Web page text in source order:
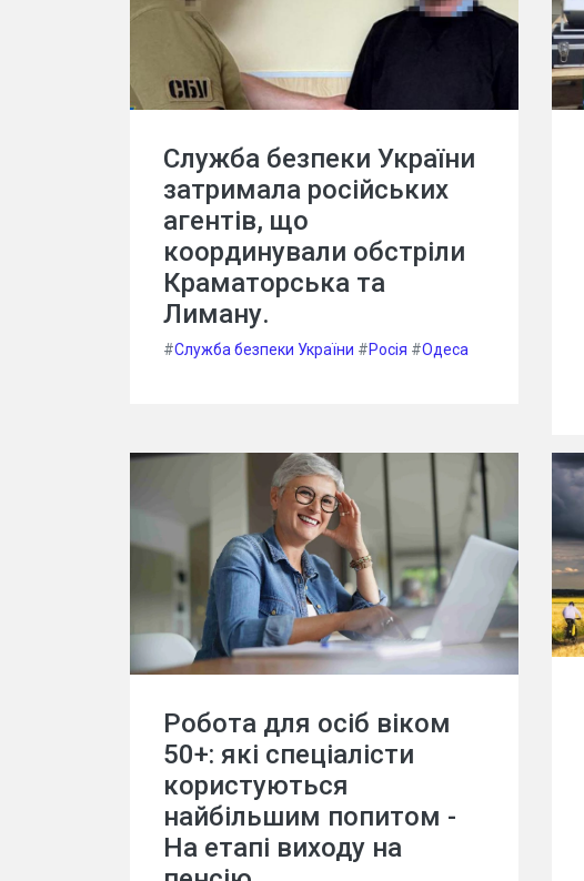
Служба безпеки України
затримала російських
агентів, що
координували обстріли
Краматорська та
Лиману.
#Служба безпеки України #Росія #Одеса
Робота для осіб віком
50+: які спеціалісти
користуються
найбільшим попитом -
На етапі виходу на